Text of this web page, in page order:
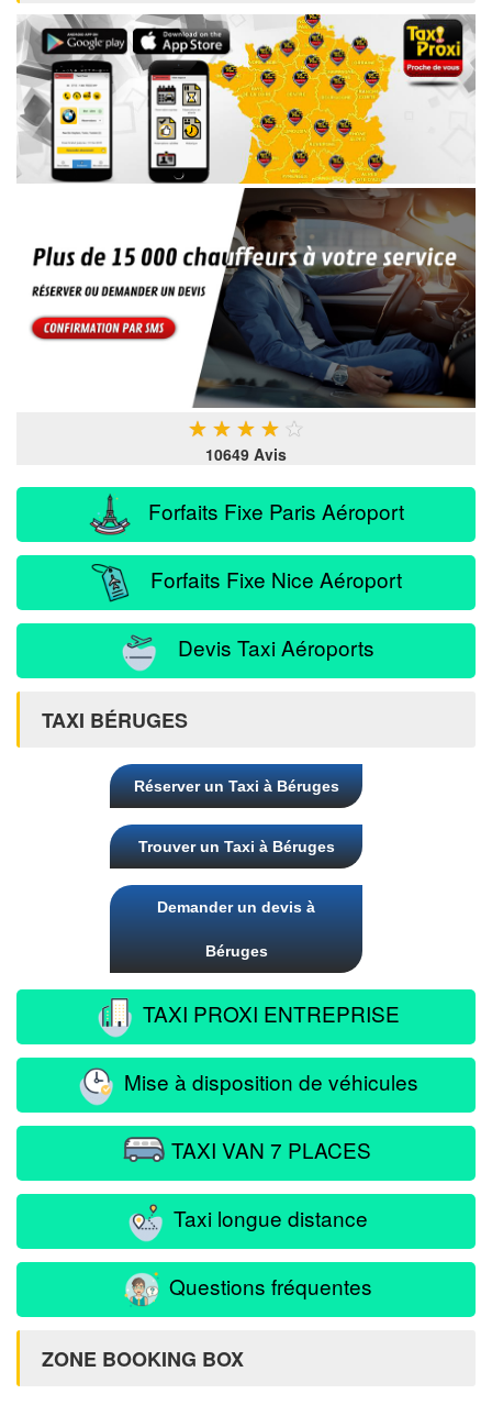
★ ★ ★ ★ ★
10649 Avis
Forfaits Fixe Paris Aéroport
Forfaits Fixe Nice Aéroport
Devis Taxi Aéroports
TAXI BÉRUGES
Réserver un Taxi à Béruges
Trouver un Taxi à Béruges
Demander un devis à
Béruges
TAXI PROXI ENTREPRISE
Mise à disposition de véhicules
TAXI VAN 7 PLACES
Taxi longue distance
Questions fréquentes
ZONE BOOKING BOX